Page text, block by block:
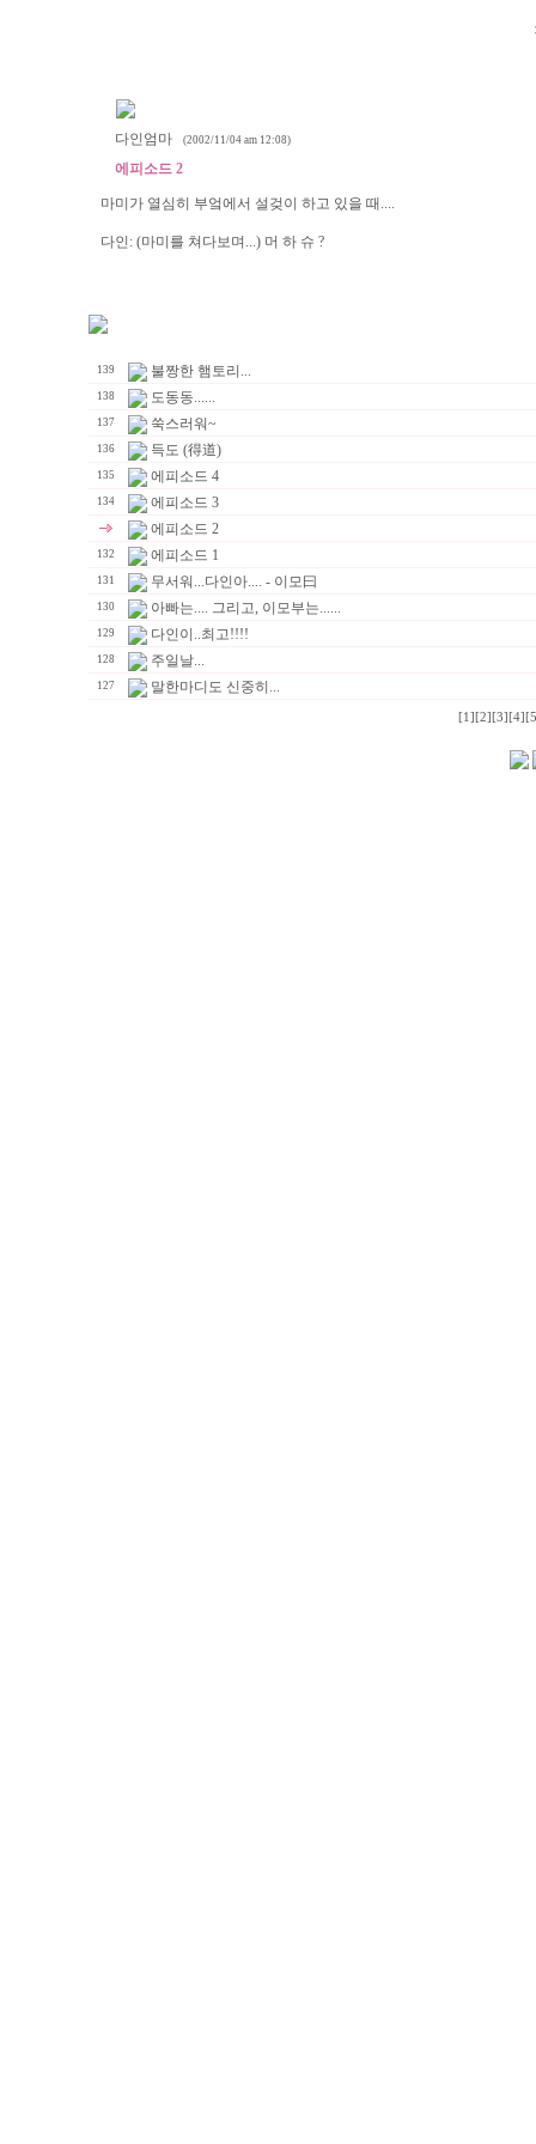
다인엄마 (2002/11/04 am 12:08)
에피소드 2
마미가 열심히 부엌에서 설겆이 하고 있을 때....
다인: (마미를 쳐다보며...) 머 하 슈 ?
139 불짱한 햄토리...
138 도동동......
137 쑥스러워~
136 득도 (得道)
135 에피소드 4
134
에피소드 3
에피소드 2
132 에피소드 1
131 무서워...다인아.... - 이모曰
130 아빠는.... 그리고, 이모부는......
129 다인이..최고!!!!
128 주일날...
127 말한마디도 신중히...
[1] [2] [3] [4]